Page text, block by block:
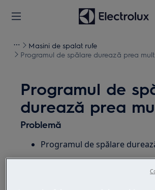
Masini de spalat rufe
Programul de spălare durează prea mult
Programul de
durează prea
Problemă
Programul de spălare